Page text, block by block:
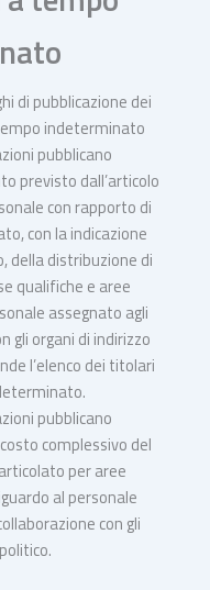
di pubblicazione dei
indeterminato
pubblicano
previsto dall’articolo
con rapporto di
con la indicazione
della distribuzione di
qualifiche e aree
assegnato agli
gli organi di indirizzo
l’elenco dei titolari
pubblicano
complessivo del
per aree
al personale
con gli